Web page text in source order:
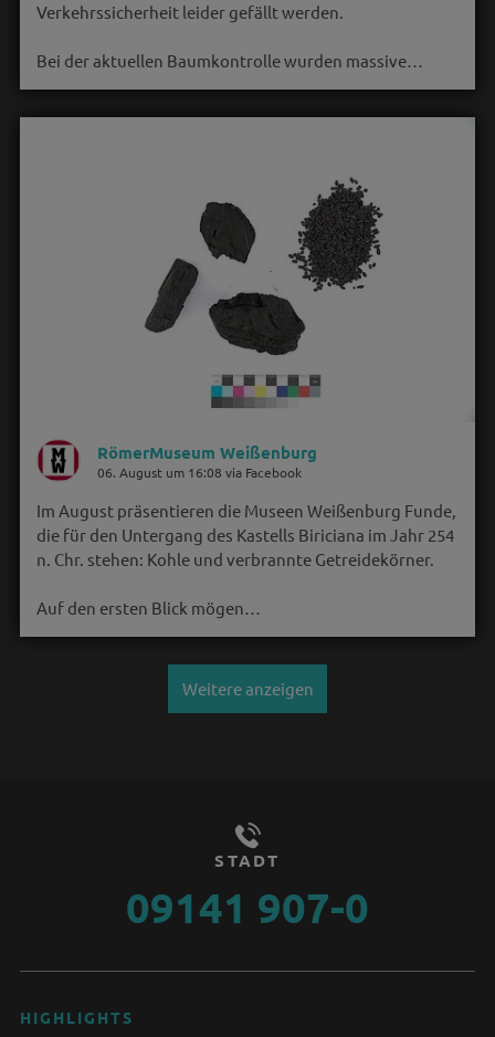
Verkehrssicherheit leider gefällt werden.
Bei der aktuellen Baumkontrolle wurden massive…
RömerMuseum Weißenburg
06. August um 16:08 via Facebook
Im August präsentieren die Museen Weißenburg Funde,
die für den Untergang des Kastells Biriciana im Jahr 254
n. Chr. stehen: Kohle und verbrannte Getreidekörner.
Auf den ersten Blick mögen…
Weitere anzeigen
STADT
09141 907-0
HIGHLIGHTS